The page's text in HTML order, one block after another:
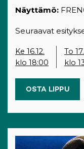
Näyttämö:
Seuraavat
Ke 16.12.
klo 18:00
To
klo
OSTA LIPPU